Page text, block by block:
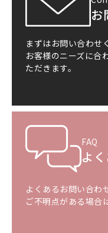
お
まずはお問い合わせ
お客様のニーズに合
ただきます。
FAQ
よ
よくあるお問い合わ
ご不明点がある場合